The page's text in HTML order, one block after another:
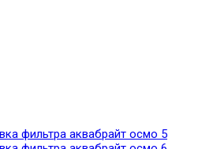
фильтра аквабрайт осмо 5